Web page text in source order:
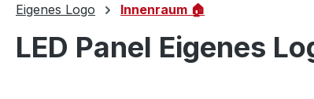
Eigenes Logo Innenraum 🏠
LED Panel Eigenes